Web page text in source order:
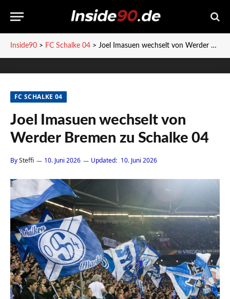
Inside90 > FC Schalke 04 > Joel Imasuen wechselt von Werder Bremen zu Schalke 04
FC SCHALKE 04
Joel Imasuen wechselt von
Werder Bremen zu Schalke 04
BySteffi 10. Juni 2026 Updated: 10. Juni 2026